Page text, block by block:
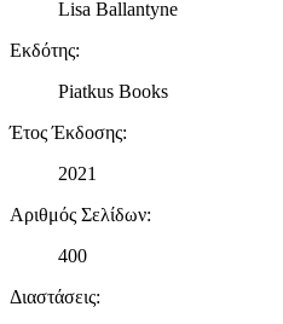
Lisa Ballantyne
Εκδότης:
Piatkus Books
Έτος Έκδοσης:
2021
Αριθμός Σελίδων:
400
Διαστάσεις: